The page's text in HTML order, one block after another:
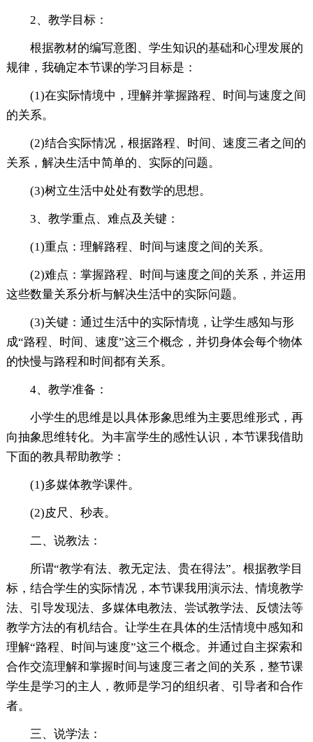
2、教学目标：
根据教材的编写意图、学生知识的基础和心理发展的
规律，我确定本节课的学习目标是：
(1)在实际情境中，理解并掌握路程、时间与速度之间
的关系。
(2)结合实际情况，根据路程、时间、速度三者之间的
关系，解决生活中简单的、实际的问题。
(3)树立生活中处处有数学的思想。
3、教学重点、难点及关键：
(1)重点：理解路程、时间与速度之间的关系。
(2)难点：掌握路程、时间与速度之间的关系，并运用
这些数量关系分析与解决生活中的实际问题。
(3)关键：通过生活中的实际情境，让学生感知与形
成“路程、时间、速度”这三个概念，并切身体会每个物体
的快慢与路程和时间都有关系。
4、教学准备：
小学生的思维是以具体形象思维为主要思维形式，再
向抽象思维转化。为丰富学生的感性认识，本节课我借助
下面的教具帮助教学：
(1)多媒体教学课件。
(2)皮尺、秒表。
二、说教法：
所谓“教学有法、教无定法、贵在得法”。根据教学目
标，结合学生的实际情况，本节课我用演示法、情境教学
法、引导发现法、多媒体电教法、尝试教学法、反馈法等
教学方法的有机结合。让学生在具体的生活情境中感知和
理解“路程、时间与速度”这三个概念。并通过自主探索和
合作交流理解和掌握时间与速度三者之间的关系，整节课
学生是学习的主人，教师是学习的组织者、引导者和合作
者。
三、说学法：